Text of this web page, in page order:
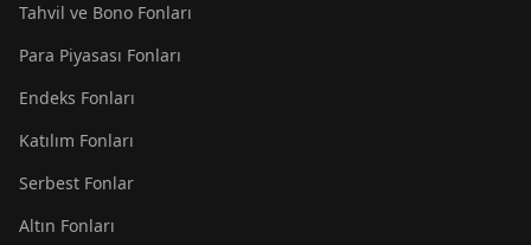
Tahvil ve Bono Fonları
Para Piyasası Fonları
Endeks Fonları
Katılım Fonları
Serbest Fonlar
Altın Fonları